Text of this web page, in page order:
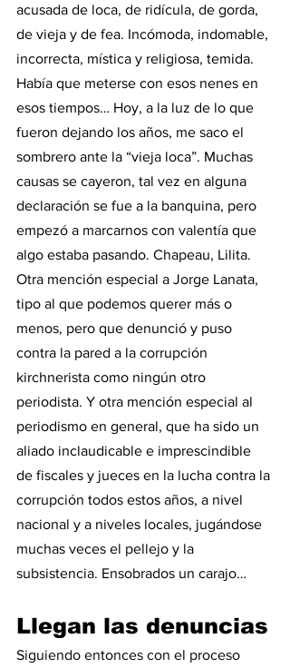
acusada de loca, de ridícula, de gorda,
de vieja y de fea. Incómoda, indomable,
incorrecta, mística y religiosa, temida.
Había que meterse con esos nenes en
esos tiempos… Hoy, a la luz de lo que
fueron dejando los años, me saco el
sombrero ante la “vieja loca”. Muchas
causas se cayeron, tal vez en alguna
declaración se fue a la banquina, pero
empezó a marcarnos con valentía que
algo estaba pasando. Chapeau, Lilita.
Otra mención especial a Jorge Lanata,
tipo al que podemos querer más o
menos, pero que denunció y puso
contra la pared a la corrupción
kirchnerista como ningún otro
periodista. Y otra mención especial al
periodismo en general, que ha sido un
aliado inclaudicable e imprescindible
de fiscales y jueces en la lucha contra la
corrupción todos estos años, a nivel
nacional y a niveles locales, jugándose
muchas veces el pellejo y la
subsistencia. Ensobrados un carajo…
Llegan las denuncias
Siguiendo entonces con el proceso